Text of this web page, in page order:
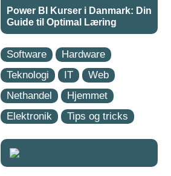
Power BI Kurser i Danmark: Din
Guide til Optimal Læring
Software
Hardware
Teknologi
IT
Web
Nethandel
Hjemmet
Elektronik
Tips og tricks